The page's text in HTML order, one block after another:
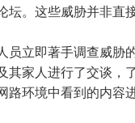
坛。这些威胁并非直
员立即著手调查威胁
其家人进行了交谈，
路环境中看到的内容